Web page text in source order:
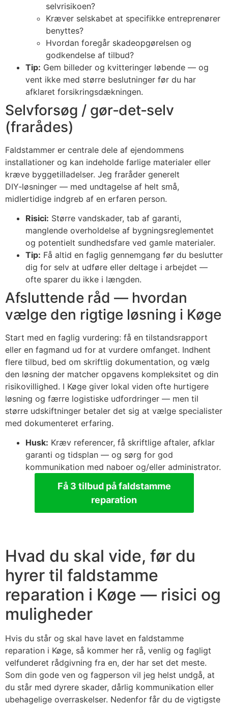
selvrisikoen?
Kræver selskabet at specifikke entreprenører
benyttes?
Hvordan foregår skadeopgørelsen og
godkendelse af tilbud?
Tip: Gem billeder og kvitteringer løbende — og
vent ikke med større beslutninger før du har
afklaret forsikringsdækningen.
Selvforsøg / gør‑det‑selv
(frarådes)
Faldstammer er centrale dele af ejendommens
installationer og kan indeholde farlige materialer eller
kræve byggetilladelser. Jeg fraråder generelt
DIY‑løsninger — med undtagelse af helt små,
midlertidige indgreb af en erfaren person.
Risici: Større vandskader, tab af garanti,
manglende overholdelse af bygningsreglementet
og potentielt sundhedsfare ved gamle materialer.
Tip: Få altid en faglig gennemgang før du beslutter
dig for selv at udføre eller deltage i arbejdet —
ofte sparer du ikke i længden.
Afsluttende råd — hvordan
vælge den rigtige løsning i Køge
Start med en faglig vurdering: få en tilstandsrapport
eller en fagmand ud for at vurdere omfanget. Indhent
flere tilbud, bed om skriftlig dokumentation, og vælg
den løsning der matcher opgavens kompleksitet og din
risikovillighed. I Køge giver lokal viden ofte hurtigere
løsning og færre logistiske udfordringer — men til
større udskiftninger betaler det sig at vælge specialister
med dokumenteret erfaring.
Husk: Kræv referencer, få skriftlige aftaler, afklar
garanti og tidsplan — og sørg for god
kommunikation med naboer og/eller administrator.
Få 3 tilbud på faldstamme
reparation
Hvad du skal vide, før du
hyrer til faldstamme
reparation i Køge — risici og
muligheder
Hvis du står og skal have lavet en faldstamme
reparation i Køge, så kommer her rå, venlig og fagligt
velfunderet rådgivning fra en, der har set det meste.
Som din gode ven og fagperson vil jeg helst undgå, at
du står med dyrere skader, dårlig kommunikation eller
ubehagelige overraskelser. Nedenfor får du de vigtigste